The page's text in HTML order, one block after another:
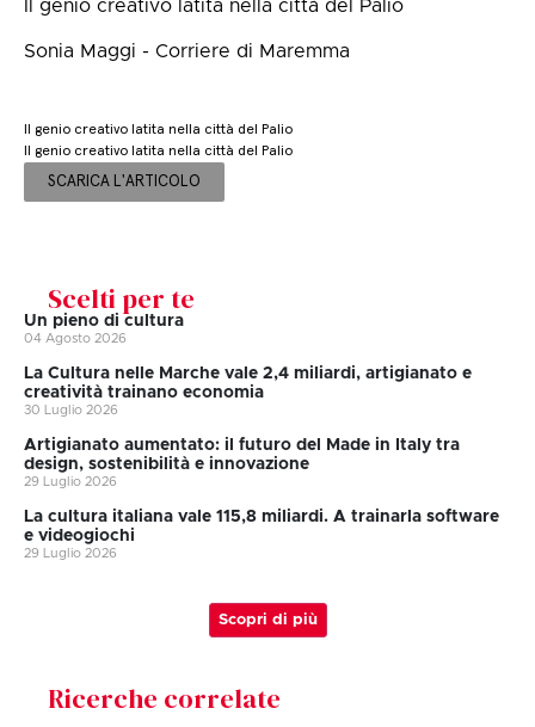
Il genio creativo latita nella città del Palio
Sonia Maggi - Corriere di Maremma
Il genio creativo latita nella città del Palio
Il genio creativo latita nella città del Palio
SCARICA L'ARTICOLO
Scelti per te
Un pieno di cultura
04 Agosto 2026
La Cultura nelle Marche vale 2,4 miliardi, artigianato e
creatività trainano economia
30 Luglio 2026
Artigianato aumentato: il futuro del Made in Italy tra
design, sostenibilità e innovazione
29 Luglio 2026
La cultura italiana vale 115,8 miliardi. A trainarla software
e videogiochi
29 Luglio 2026
Scopri di più
Ricerche correlate